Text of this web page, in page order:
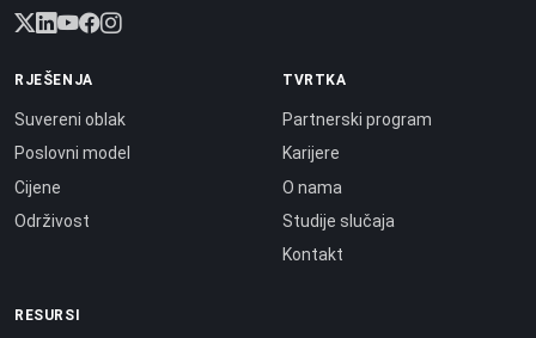
RJEŠENJA
Suvereni oblak
Poslovni model
Cijene
Održivost
TVRTKA
Partnerski program
Karijere
O nama
Studije slučaja
Kontakt
RESURSI